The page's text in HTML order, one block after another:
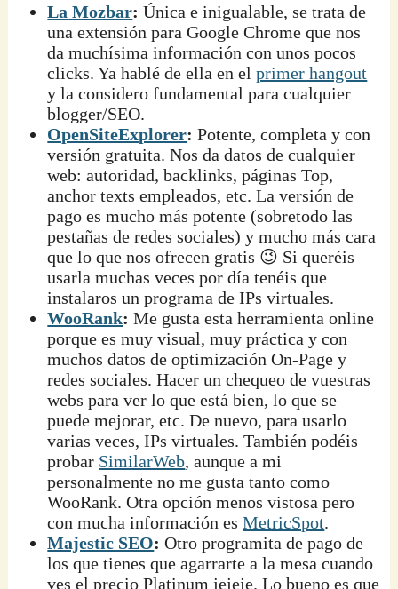
La Mozbar: Única e inigualable, se trata de
una extensión para Google Chrome que nos
da muchísima información con unos pocos
clicks. Ya hablé de ella en elprimer hangout
y la considero fundamental para cualquier
blogger/SEO.
OpenSiteExplorer: Potente, completa y con
versión gratuita. Nos da datos de cualquier
web: autoridad, backlinks, páginas Top,
anchor texts empleados, etc. La versión de
pago es mucho más potente (sobretodo las
pestañas de redes sociales) y mucho más cara
que lo que nos ofrecen gratis 😉 Si queréis
usarla muchas veces por día tenéis que
instalaros un programa de IPs virtuales.
WooRank: Me gusta esta herramienta online
porque es muy visual, muy práctica y con
muchos datos de optimización On-Page y
redes sociales. Hacer un chequeo de vuestras
webs para ver lo que está bien, lo que se
puede mejorar, etc. De nuevo, para usarlo
varias veces, IPs virtuales. También podéis
probar SimilarWeb, aunque a mi
personalmente no me gusta tanto como
WooRank. Otra opción menos vistosa pero
con mucha información esMetricSpot.
Majestic SEO: Otro programita de pago de
los que tienes que agarrarte a la mesa cuando
ves el precio Platinum jejeje. Lo bueno es que